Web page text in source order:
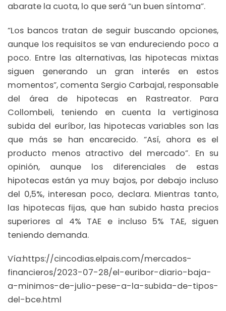
abarate la cuota, lo que será “un buen síntoma”.
“Los bancos tratan de seguir buscando opciones,
aunque los requisitos se van endureciendo poco a
poco. Entre las alternativas, las hipotecas mixtas
siguen generando un gran interés en estos
momentos”, comenta Sergio Carbajal, responsable
del área de hipotecas en Rastreator. Para
Collombeli, teniendo en cuenta la vertiginosa
subida del euríbor, las hipotecas variables son las
que más se han encarecido. “Así, ahora es el
producto menos atractivo del mercado”. En su
opinión, aunque los diferenciales de estas
hipotecas están ya muy bajos, por debajo incluso
del 0,5%, interesan poco, declara. Mientras tanto,
las hipotecas fijas, que han subido hasta precios
superiores al 4% TAE e incluso 5% TAE, siguen
teniendo demanda.
Vía:https://cincodias.elpais.com/mercados-
financieros/2023-07-28/el-euribor-diario-baja-
a-minimos-de-julio-pese-a-la-subida-de-tipos-
del-bce.html